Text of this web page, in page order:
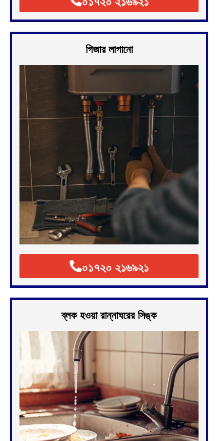
গিজার লাগানো
০১৭২০ ২১৬৯২১
ব্লক হওয়া রান্নাঘরের সিঙ্ক